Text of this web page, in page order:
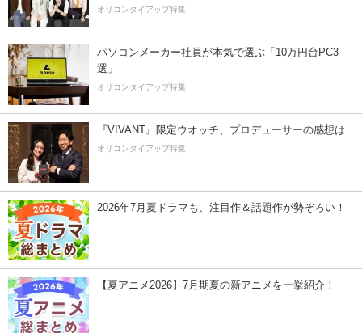
オリコンタイアップ特集
パソコンメーカー社員が本気で選ぶ「10万円台PC3
選」
オリコンタイアップ特集
『VIVANT』限定ウオッチ、プロデューサーの感想は
オリコンタイアップ特集
2026年7月夏ドラマも、注目作＆話題作が勢ぞろい！
【夏アニメ2026】7月期夏の新アニメを一挙紹介！